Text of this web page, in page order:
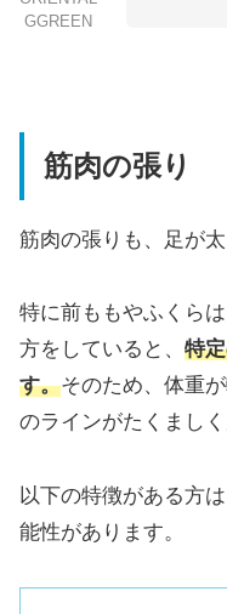
GGREEN
筋肉の張り
筋肉の張りも、足が
特に前ももやふくら
方をしていると、 特
す。そのため、体重
のラインがたくまし
以下の特徴がある方
能性があります。